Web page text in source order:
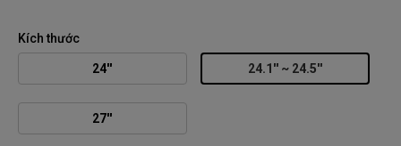
Kích thước
24'' 24.1'' ~ 24.5''
27''